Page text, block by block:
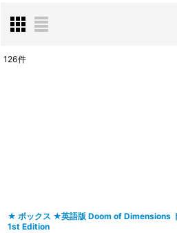
126件
★ ボックス ★英語版 Doom of Dimensions
1st Edition